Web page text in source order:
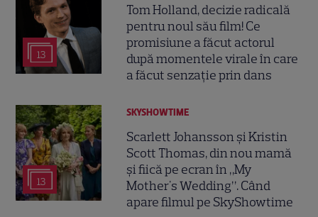
13
Tom Holland, decizie radicală
pentru noul său film! Ce
promisiune a făcut actorul
după momentele virale în care
a făcut senzație prin dans
13
SKYSHOWTIME
Scarlett Johansson și Kristin
Scott Thomas, din nou mamă
și fiică pe ecran în „My
Mother's Wedding”. Când
apare filmul pe SkyShowtime